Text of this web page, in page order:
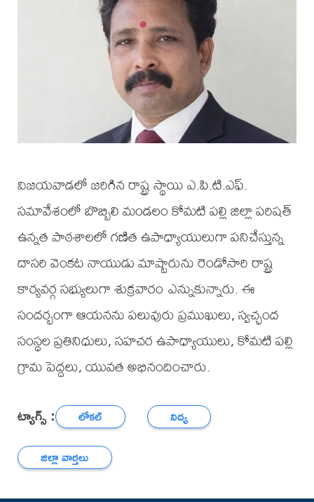
విజయవాడలో జరిగిన రాష్ట్ర స్థాయి ఎ.పి.టి.ఎఫ్.
సమావేశంలో బొబ్బిలి మండలం కోమటి పల్లి జిల్లా పరిషత్
ఉన్నత పాఠశాలలో గణిత ఉపాధ్యాయులుగా పనిచేస్తున్న
దాసరి వెంకట నాయుడు మాష్టారును రెండోసారి రాష్ట్ర
కార్యవర్గ సభ్యులుగా శుక్రవారం ఎన్నుకున్నారు. ఈ
సందర్భంగా ఆయనను పలువురు ప్రముఖులు, స్వచ్ఛంద
సంస్థల ప్రతినిధులు, సహచర ఉపాధ్యాయులు, కోమటి పల్లి
గ్రామ పెద్దలు, యువత అభినందించారు.
ట్యాగ్స్ : లోకల్
విద్య
జిల్లా వార్తలు